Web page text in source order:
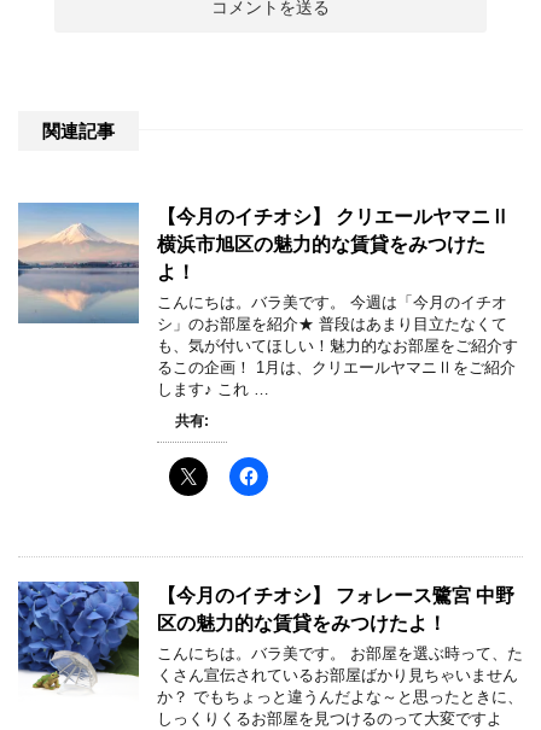
関連記事
【今月のイチオシ】 クリエールヤマニⅡ
横浜市旭区の魅力的な賃貸をみつけた
よ！
こんにちは。バラ美です。 今週は「今月のイチオ
シ」のお部屋を紹介★ 普段はあまり目立たなくて
も、気が付いてほしい！魅力的なお部屋をご紹介す
るこの企画！ 1月は、クリエールヤマニⅡをご紹介
します♪ これ …
共有:
【今月のイチオシ】 フォレース鷺宮 中野
区の魅力的な賃貸をみつけたよ！
こんにちは。バラ美です。 お部屋を選ぶ時って、た
くさん宣伝されているお部屋ばかり見ちゃいません
か？ でもちょっと違うんだよな～と思ったときに、
しっくりくるお部屋を見つけるのって大変ですよ